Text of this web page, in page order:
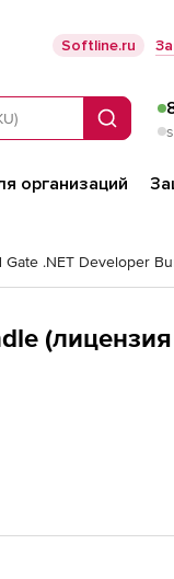
Softline.ru
Поиск
организаций
Gate .NET Developer